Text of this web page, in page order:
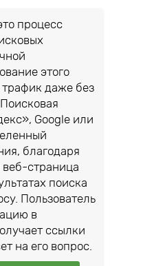
процесс
этого
трафик даже без
Google или
благодаря
веб-страница
поиска
Пользователь
в
ссылки
на его вопрос.